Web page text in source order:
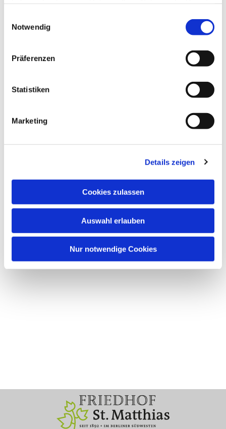
Notwendig
Präferenzen
Statistiken
Marketing
Details zeigen
Cookies zulassen
Auswahl erlauben
Nur notwendige Cookies